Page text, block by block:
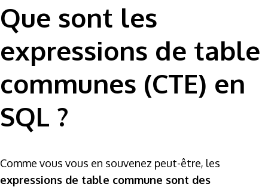
Que sont les
expressions de table
communes (CTE) en
SQL ?
Comme vous vous en souvenez peut-être, les
expressions de table commune sont des